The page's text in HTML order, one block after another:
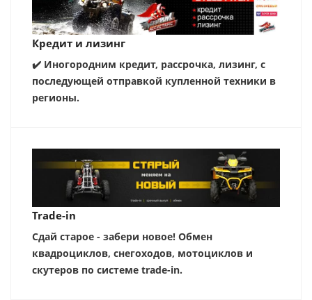
Кредит и лизинг
✔️ Иногородним кредит, рассрочка, лизинг, с
последующей отправкой купленной техники в
регионы.
Trade-in
Сдай старое - забери новое! Обмен
квадроциклов, снегоходов, мотоциклов и
скутеров по системе trade-in.